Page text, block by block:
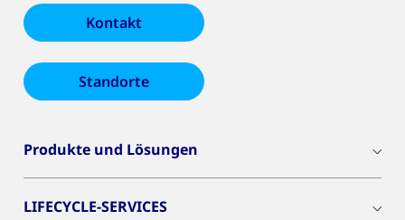
Kontakt
Standorte
Produkte und Lösungen
LIFECYCLE-SERVICES